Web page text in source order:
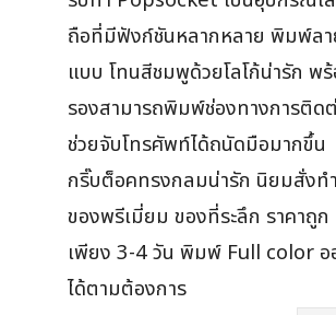
ถือที่มีฟังก์ชันหลากหลาย พิมพ์ล
แบบ โทนสีชมพูด้วยโลโก้น่ารัก พ
รองสามารถพิมพ์ช่องทางการติด
ช่วยจับโทรศัพท์ได้ถนัดมือมากขึ้น
กริ๊บต็อคทรงกลมน่ารัก นิยมสั่งท
ของพรีเมี่ยม ของที่ระลึก ราคาถู
เพียง 3-4 วัน พิมพ์ Full color อ
ได้ตามต้องการ